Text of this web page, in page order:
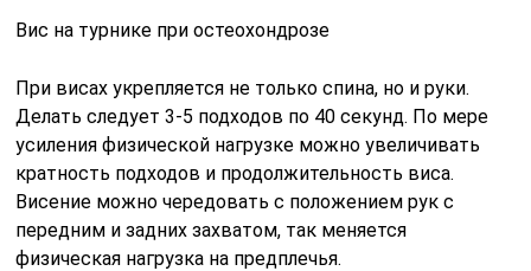
Вис на турнике при остеохондрозе
При висах укрепляется не только спина, но и руки.
Делать следует 3-5 подходов по 40 секунд. По мере
усиления физической нагрузке можно увеличивать
кратность подходов и продолжительность виса.
Висение можно чередовать с положением рук с
передним и задних захватом, так меняется
физическая нагрузка на предплечья.